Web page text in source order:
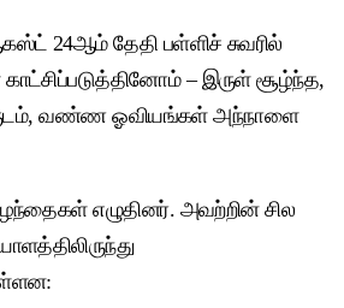
24ஆம் தேதி பள்ளிச் சுவரில்
– இருள் சூழ்ந்த,
வண்ண ஓவியங்கள் அந்நாளை
எழுதினர். அவற்றின் சில